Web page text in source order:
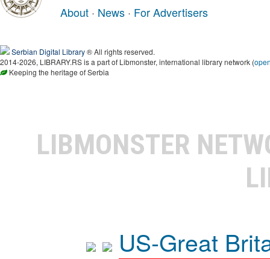
About · News · For Advertisers
Serbian Digital Library® All rights reserved.
2014-2026, LIBRARY.RS is a part of Libmonster, international library network (
Keeping the heritage of Serbia
LIBMONSTER
US-Great